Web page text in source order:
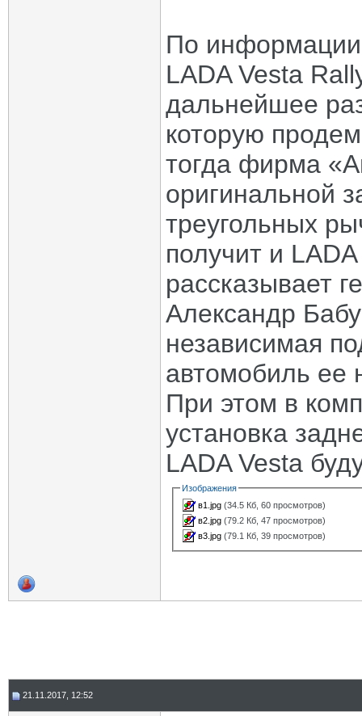
По информации
LADA Vesta
дальнейшее
которую
тогда фирма
оригинальной
треугольных
получит и
рассказывает
Александр
независимая
автомобиль ее
При этом в
установка
LADA Vesta
Изображения
в1.jpg (34.5 Кб, 60 просмотров)
в2.jpg (79.2 Кб, 47 просмотров)
в3.jpg (79.1 Кб, 39 просмотров)
21.11.2017, 12:52